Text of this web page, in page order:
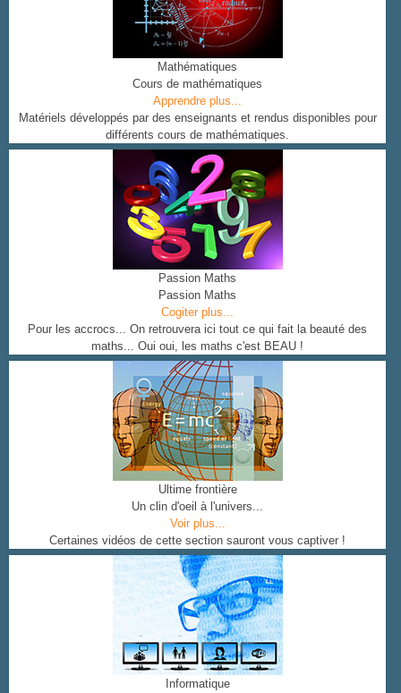
Mathématiques
Cours de mathématiques
Apprendre plus...
Matériels développés par des enseignants et rendus disponibles pour
différents cours de mathématiques.
Passion Maths
Passion Maths
Cogiter plus...
Pour les accrocs... On retrouvera ici tout ce qui fait la beauté des
maths... Oui oui, les maths c'est BEAU !
Ultime frontière
Un clin d'oeil à l'univers...
Voir plus...
Certaines vidéos de cette section sauront vous captiver !
Informatique